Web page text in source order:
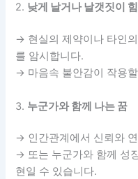
2. 낮게 날거나 날갯짓이
→ 현실의 제약이나 타인
를 암시합니다.
→ 마음속 불안감이 작용
3. 누군가와 함께 나는 꿈
→ 인간관계에서 신뢰와
→ 또는 누군가와 함께 성
현일 수 있습니다.